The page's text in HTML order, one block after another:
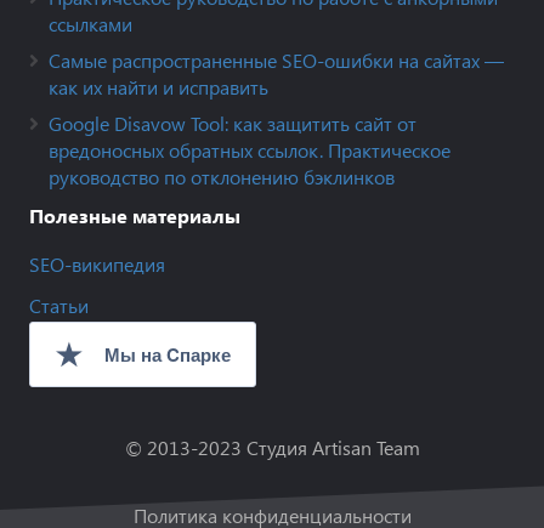
ссылками
Самые распространенные SEO-ошибки на сайтах —
как их найти и исправить
Google Disavow Tool: как защитить сайт от
вредоносных обратных ссылок. Практическое
руководство по отклонению бэклинков
Полезные материалы
SEO-википедия
Статьи
© 2013-2023 Студия Artisan Team
Политика конфиденциальности